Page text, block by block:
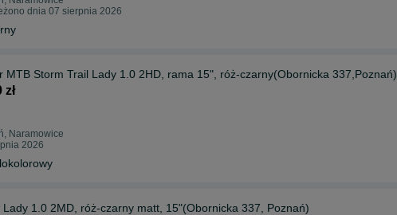
dnia 07 sierpnia 2026
MTB Storm Trail Lady 1.0 2HD, rama 15", róż-czarny(Obornicka 337,Poznań)
zł
Naramowice
2026
Lady 1.0 2MD, róż-czarny matt, 15"(Obornicka 337, Poznań)